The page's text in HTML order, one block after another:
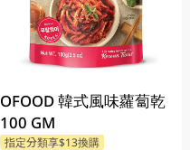
OFOOD 韓式風味蘿蔔乾
100 GM
指定分類享$13換購